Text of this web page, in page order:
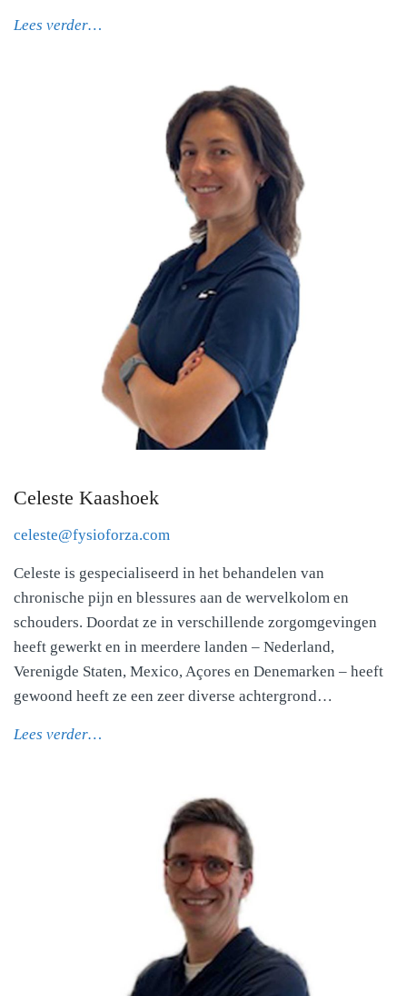
Lees verder…
Celeste Kaashoek
celeste@fysioforza.com
Celeste is gespecialiseerd in het behandelen van
chronische pijn en blessures aan de wervelkolom en
schouders. Doordat ze in verschillende zorgomgevingen
heeft gewerkt en in meerdere landen – Nederland,
Verenigde Staten, Mexico, Açores en Denemarken – heeft
gewoond heeft ze een zeer diverse achtergrond…
Lees verder…